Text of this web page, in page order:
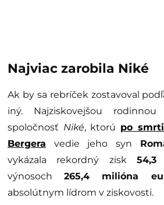
Najviac zarobila Niké
Ak by sa rebríček zostavoval
iný. Najziskovejšou
spoločnosť Niké, ktorú po
Bergera vedie jeho syn
vykázala rekordný zisk
výnosoch265,4 milióna
absolútnym lídrom v ziskovosti.